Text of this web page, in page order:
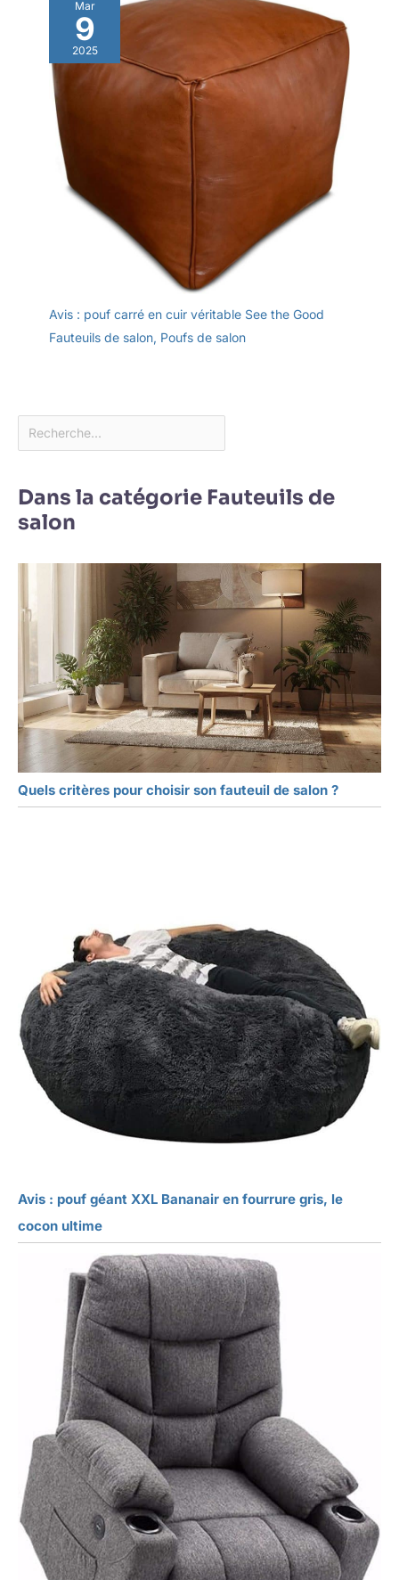
Mar
9
2025
Avis : pouf carré en cuir véritable See the Good
Fauteuils de salon, Poufs de salon
Dans la catégorie Fauteuils de
salon
Quels critères pour choisir son fauteuil de salon ?
Avis : pouf géant XXL Bananair en fourrure gris, le
cocon ultime